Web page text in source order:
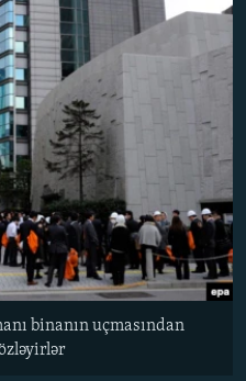
binanın uçmasından